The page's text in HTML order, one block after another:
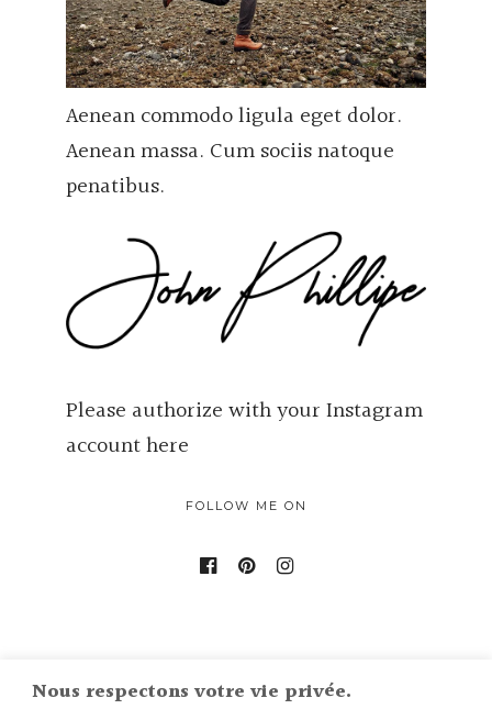
Nous respectons votre vie privée.
Aenean commodo ligula eget dolor.
Aenean massa. Cum sociis natoque
penatibus.
Please authorize with your Instagram
accounthere
FOLLOW ME ON